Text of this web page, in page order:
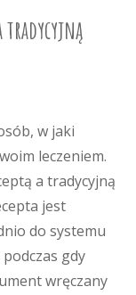
tradycyjną
w jaki
leczeniem.
a tradycyjną
jest
do systemu
gdy
wręczany